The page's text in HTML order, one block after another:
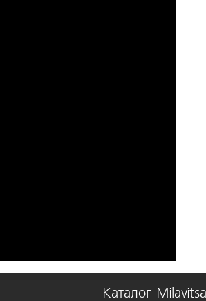
Каталог Milavitsa